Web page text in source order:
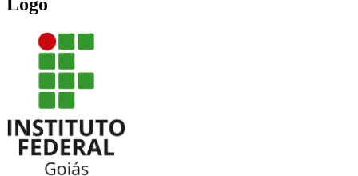
Logo